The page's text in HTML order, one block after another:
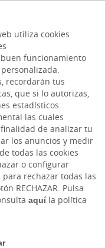
utiliza cookies
funcionamiento
recordarán tus
que si lo autorizas,
estadísticos.
las cuales
de analizar tu
los anuncios y medir
todas las cookies
o configurar
para rechazar todas las
RECHAZAR. Pulsa
aquíla política